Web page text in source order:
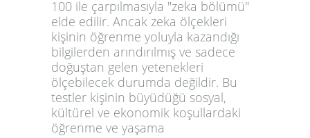
100 ile çarpılmasıyla "zeka bölümü"
elde edilir. Ancak zeka ölçekleri
kişinin öğrenme yoluyla kazandığı
bilgilerden arındırılmış ve sadece
doğuştan gelen yetenekleri
ölçebilecek durumda değildir. Bu
testler kişinin büyüdüğü sosyal,
kültürel ve ekonomik koşullardaki
öğrenme ve yaşama